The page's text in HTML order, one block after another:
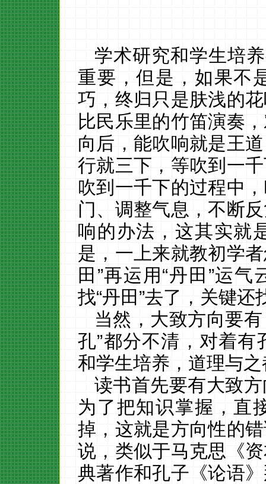
学术研究和学生培
重要，但是，如果不
巧，终归只是肤浅的
比民乐里的竹笛演奏
向后，能吹响就是王
行就三下，等吹到一
吹到一千下的过程中
门、调整气息，不断
响的办法，这其实就
是，一上来就教初学
田”再运用“丹田”运
找“丹田”去了，关键
当然，大致方向要
孔”都分不清，对着
和学生培养，道理与
读书首先要有大致
为了把知识掌握，直
掉，这就是方向性的
说，类似于马克思《
典著作和孔子《论语